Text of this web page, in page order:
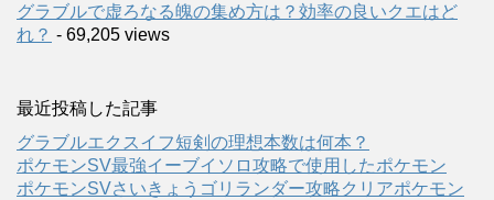
グラブルで虚ろなる魄の集め方は？効率の良いクエはど
れ？ - 69,205 views
最近投稿した記事
グラブルエクスイフ短剣の理想本数は何本？
ポケモンSV最強イーブイソロ攻略で使用したポケモン
ポケモンSVさいきょうゴリランダー攻略クリアポケモン